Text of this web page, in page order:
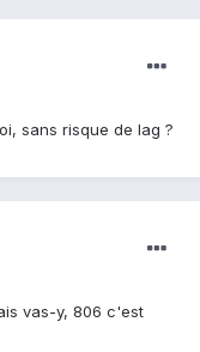
sans risque de lag ?
vas-y, 806 c'est